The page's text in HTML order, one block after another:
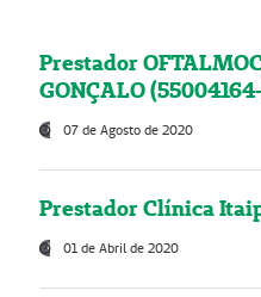
Prestador
GONÇALO
07 de Agosto de 2020
Prestador Clínica
01 de Abril de 2020